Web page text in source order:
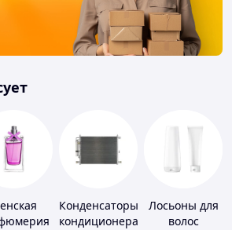
Конденсаторы
кондиционера
Лосьоны для
волос